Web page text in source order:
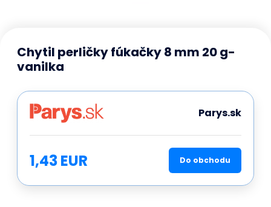
Chytil perličky fúkačky 8 mm 20 g-
vanilka
Parys.sk
1,43 EUR Do obchodu